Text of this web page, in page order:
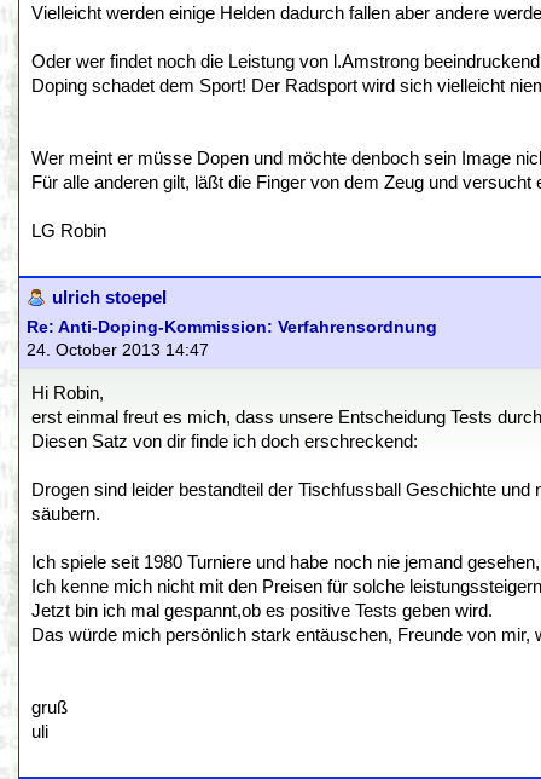
Vielleicht werden einige Helden dadurch fallen aber andere
Oder wer findet noch die Leistung von l.Amstrong
Doping schadet dem Sport! Der Radsport wird sich vielleicht
Wer meint er müsse Dopen und möchte denboch sein Image
Für alle anderen gilt, läßt die Finger von dem Zeug und versucht
LG Robin
ulrich stoepel
Re: Anti-Doping-Kommission: Verfahrensordnung
24. October 2013 14:47
Hi Robin,
erst einmal freut es mich, dass unsere Entscheidung Tests
Diesen Satz von dir finde ich doch erschreckend:
Drogen sind leider bestandteil der Tischfussball Geschichte
säubern.
Ich spiele seit 1980 Turniere und habe noch nie jemand
Ich kenne mich nicht mit den Preisen für solche
Jetzt bin ich mal gespannt,ob es positive Tests geben wird.
Das würde mich persönlich stark entäuschen, Freunde von
gruß
uli